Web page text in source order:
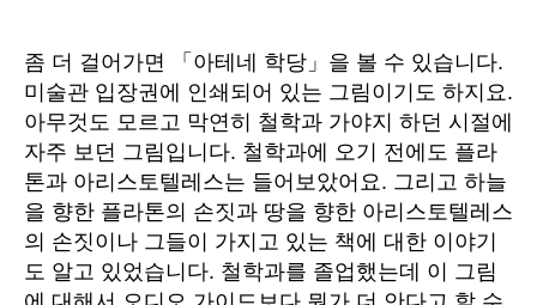
좀 더 걸어가면 「아테네 학당」을 볼 수 있습니다.
미술관 입장권에 인쇄되어 있는 그림이기도 하지요 .
아무것도 모르고 막연히 철학과 가야지 하던 시절에
자주 보던 그림입니다. 철학과에 오기 전에도 플라
톤과 아리스토텔레스는 들어보았어요 . 그리고 하늘
을 향한 플라톤의 손짓과 땅을 향한 아리스토텔레스
의 손짓이나 그들이 가지고 있는 책에 대한 이야기
도 알고 있었습니다. 철학과를 졸업했는데 이 그림